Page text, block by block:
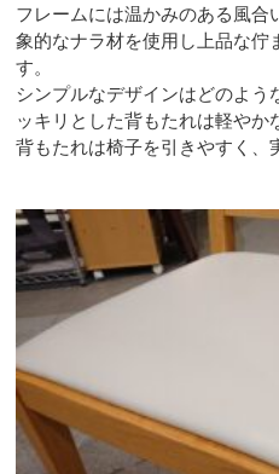
フレームには温かみのある風合
象的なナラ材を使用し上品な佇
す。
シンプルなデザインはどのよう
ッキリとした背もたれは軽や
背もたれは椅子を引きやすく、